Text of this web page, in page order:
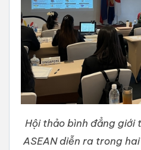
Hội thảo bình đẳng giới
ASEAN diễn ra trong